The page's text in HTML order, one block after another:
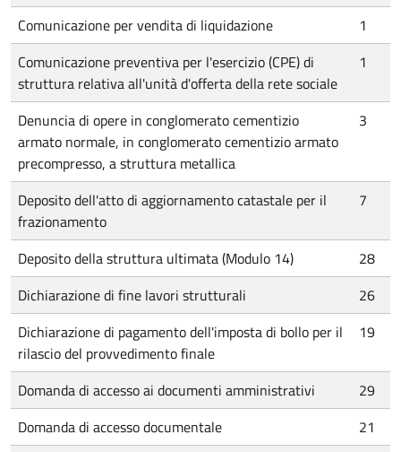
Comunicazione per vendita di liquidazione
1
Comunicazione preventiva per l'esercizio (CPE) di
struttura relativa all'unità d'offerta della rete sociale
1
Denuncia di opere in conglomerato cementizio
armato normale, in conglomerato cementizio armato
precompresso, a struttura metallica
3
Deposito dell'atto di aggiornamento catastale per il
frazionamento
7
Deposito della struttura ultimata (Modulo 14)
28
Dichiarazione di fine lavori strutturali
26
Dichiarazione di pagamento dell'imposta di bollo per il
rilascio del provvedimento finale
19
Domanda di accesso ai documenti amministrativi
29
Domanda di accesso documentale
21